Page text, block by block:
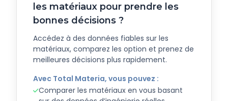
les matériaux pour prendre les
bonnes décisions ?
Accédez à des données fiables sur les
matériaux, comparez les option et prenez de
meilleures décisions plus rapidement.
Avec Total Materia, vous pouvez :
Comparer les matériaux en vous basant